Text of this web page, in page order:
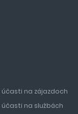
na zájazdoch
na službách